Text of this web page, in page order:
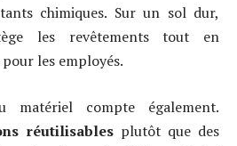
chimiques. Sur un sol dur,
les revêtements tout en
les employés.
compte également.
réutilisablesplutôt que des